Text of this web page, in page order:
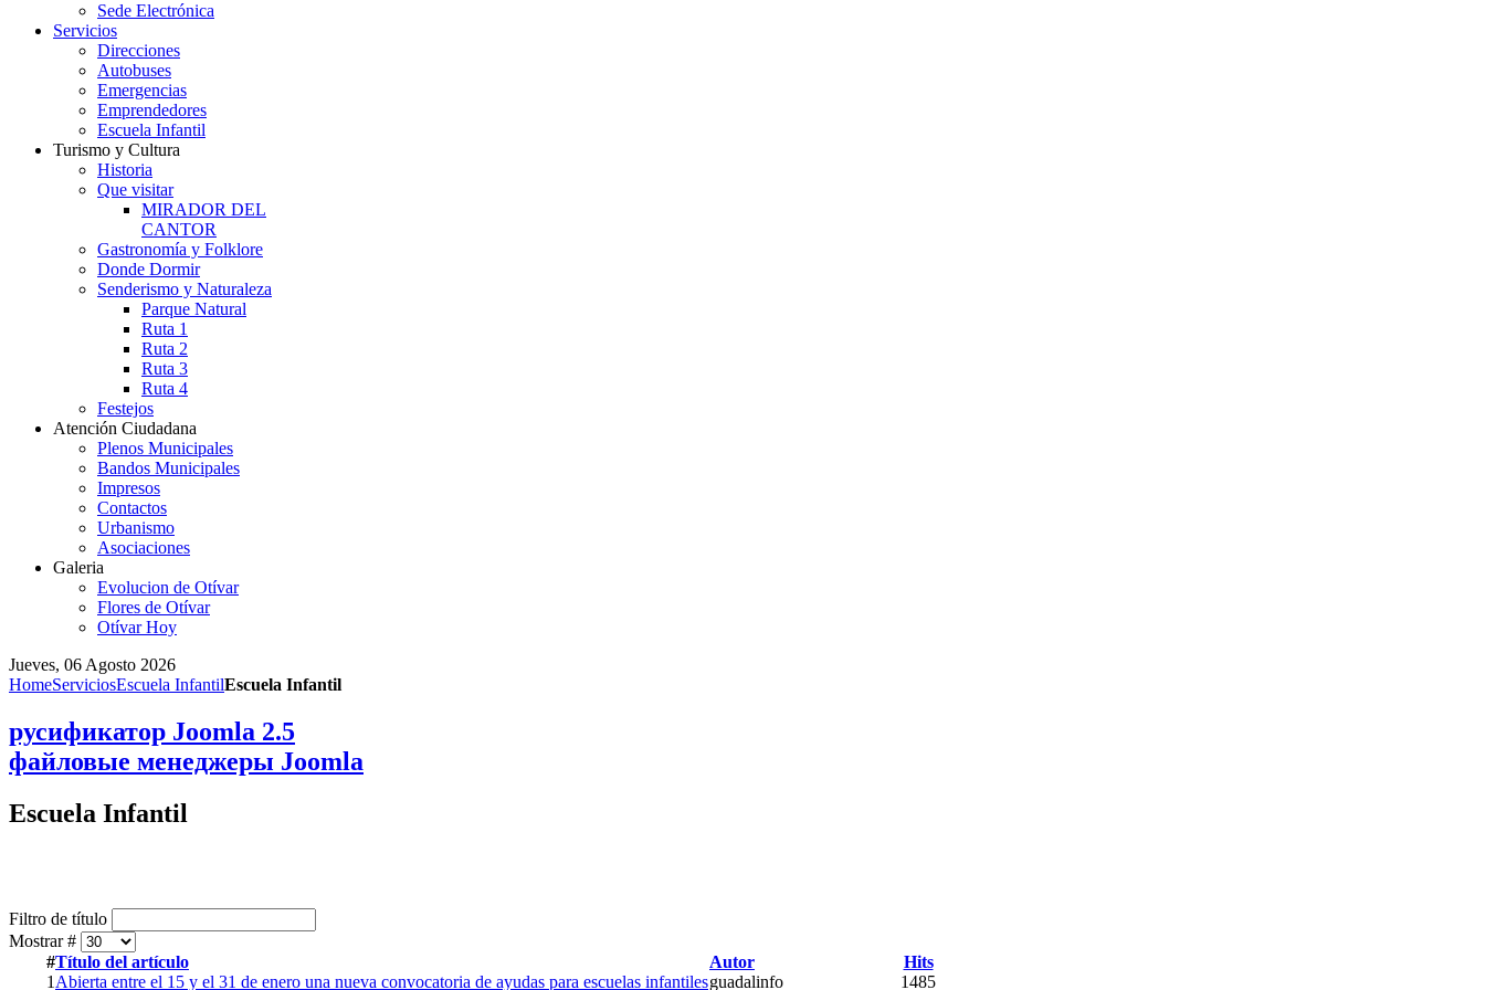
Sede Electrónica
Servicios
Direcciones
Autobuses
Emergencias
Emprendedores
Escuela Infantil
Turismo y Cultura
Historia
Que visitar
MIRADOR DEL
CANTOR
Gastronomía y Folklore
Donde Dormir
Senderismo y Naturaleza
Parque Natural
Ruta 1
Ruta 2
Ruta 3
Ruta 4
Festejos
Atención Ciudadana
Plenos Municipales
Bandos Municipales
Impresos
Contactos
Urbanismo
Asociaciones
Galeria
Evolucion de Otívar
Flores de Otívar
Otívar Hoy
Jueves, 06 Agosto 2026
HomeServiciosEscuela InfantilEscuela Infantil
русификатор Joomla 2.5
файловые менеджеры Joomla
Escuela Infantil
Filtro de título
Mostrar #
#Título del artículo Autor
Hits
1 Abierta entre el 15 y el 31 de enero una nueva convocatoria de ayudas para escuelas infantilesguadalinfo 1485